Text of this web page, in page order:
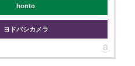
honto
ヨドバシカメラ